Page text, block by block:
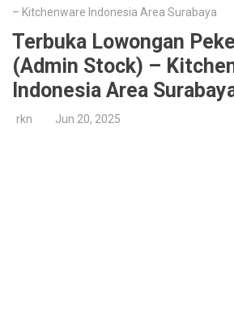
– Kitchenware Indonesia Area Surabaya
Terbuka Lowongan
(Admin Stock) –
Indonesia Area
rkn Jun 20, 2025